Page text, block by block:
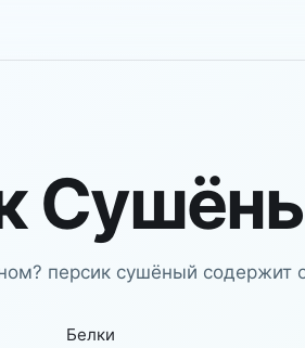
персик сушёный содержит
Белки